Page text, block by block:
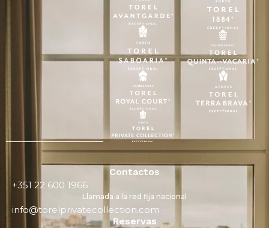
Contactos
+351 22 600 1966
Llamada a la red fija nacional
info@torelprivatecollection.com
Reservas